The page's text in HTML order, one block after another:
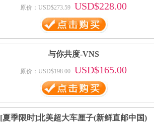
原价：USD$273.59 USD$228.00
与你共度-VNS
原价：USD$198.00 USD$165.00
[夏季限时]北美超大车厘子(新鲜直邮中国)